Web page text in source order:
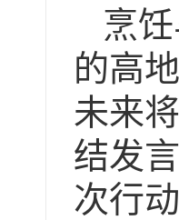
烹
的高
未来
结发
次行